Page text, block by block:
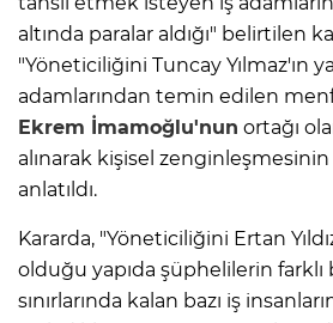
altında paralar aldığı" belirtilen
"Yöneticiliğini Tuncay Yılmaz'ın
adamlarından temin edilen
Ekrem İmamoğlu'nun ortağı
alınarak kişisel zenginleşmesinin
anlatıldı.
Kararda, "Yöneticiliğini Ertan
olduğu yapıda şüphelilerin farklı
sınırlarında kalan bazı iş